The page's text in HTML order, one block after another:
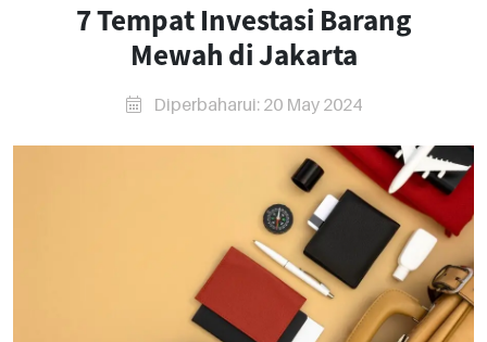
7 Tempat Investasi Barang
Mewah di Jakarta
Diperbaharui: 20 May 2024